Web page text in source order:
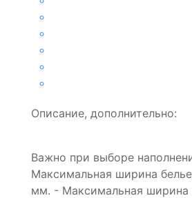
Описание, дополнительно:
Важно при выборе
Максимальная ширина
мм. - Максимальная ширина